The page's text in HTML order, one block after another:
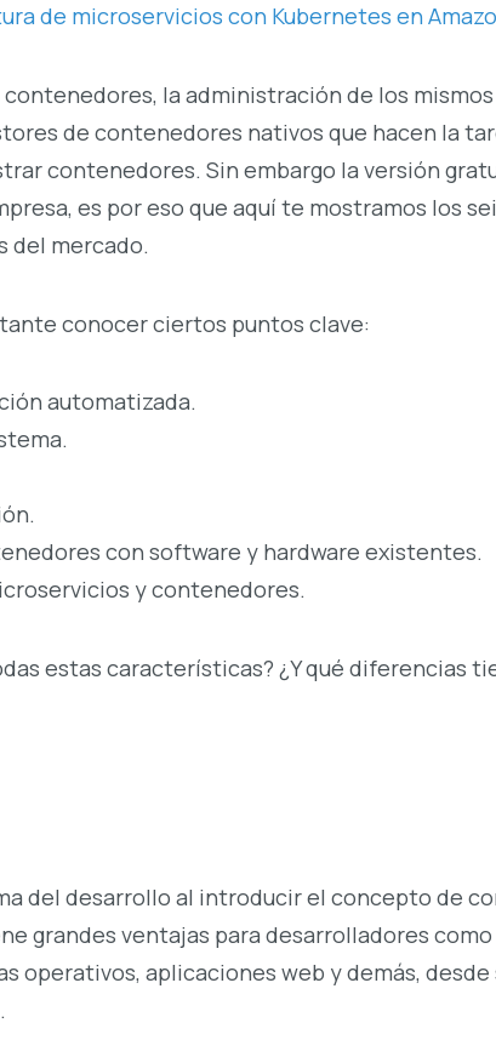
de microservicios con Kubernetes en
la administración de los
de contenedores nativos que hacen la
contenedores. Sin embargo la versión
es por eso que aquí te mostramos los
del mercado.
conocer ciertos puntos clave:
automatizada.
con software y hardware existentes.
y contenedores.
estas características? ¿Y qué diferencias
del desarrollo al introducir el concepto de
grandes ventajas para desarrolladores
operativos, aplicaciones web y demás,